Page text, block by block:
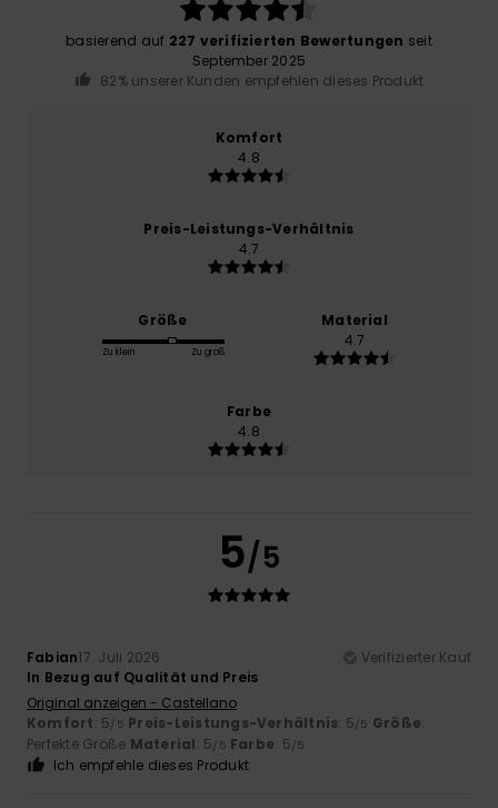
basierend auf 227 verifizierten Bewertungen seit
September 2025
82% unserer Kunden empfehlen dieses Produkt
Komfort
4.8
Preis-Leistungs-Verhältnis
4.7
Größe
Zu klein Zu groß
Material
4.7
Farbe
4.8
5/5
Fabian17. Juli 2026
Verifizierter Kauf
In Bezug auf Qualität und Preis
Original anzeigen - Castellano
Komfort: 5/5 Preis-Leistungs-Verhältnis: 5/5 Größe:
Perfekte Größe Material: 5/5 Farbe: 5/5
Ich empfehle dieses Produkt